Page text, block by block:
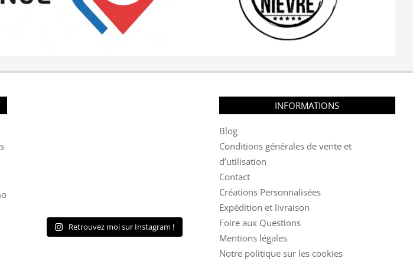
Retrouvez moi sur Instagram !
INFORMATIONS
Blog
Conditions générales de vente et
d’utilisation
Contact
Créations Personnalisées
Expédition et livraison
Foire aux Questions
Mentions légales
Notre politique sur les cookies